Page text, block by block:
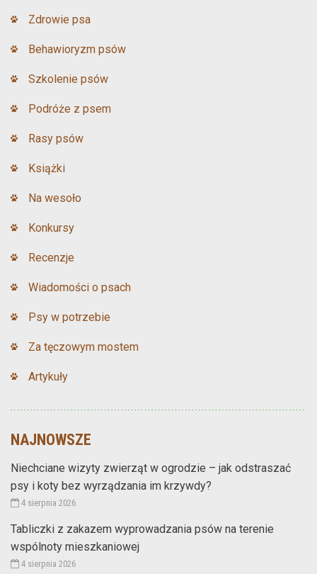
Zdrowie psa
Behawioryzm psów
Szkolenie psów
Podróże z psem
Rasy psów
Książki
Na wesoło
Konkursy
Recenzje
Wiadomości o psach
Psy w potrzebie
Za tęczowym mostem
Artykuły
NAJNOWSZE
Niechciane wizyty zwierząt w ogrodzie – jak odstraszać
psy i koty bez wyrządzania im krzywdy?
4 sierpnia 2026
Tabliczki z zakazem wyprowadzania psów na terenie
wspólnoty mieszkaniowej
4 sierpnia 2026